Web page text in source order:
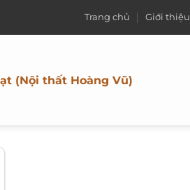
Trang chủ Giới thiệu
(Nội thất Hoàng Vũ)